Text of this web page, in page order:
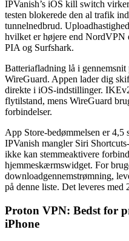
IPVanish’s iOS kill switch
testen blokerede den al trafik
tunnelnedbrud.
hvilket er højere end NordVPN
PIA og Surfshark.
Batteriafladning lå i
WireGuard. Appen lader dig
direkte i iOS-indstillinger.
flytilstand, mens WireGuard
forbindelser.
App Store-bedømmelsen er 4,5
IPVanish mangler Siri
ikke kan stemmeaktivere
hjemmeskærmswidget. For
downloadgennemstrømning,
på denne liste. Det leveres med
Proton VPN: Bedst for
iPhone